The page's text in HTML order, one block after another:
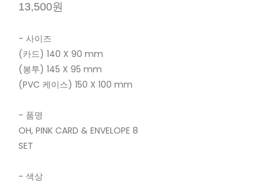
13,500원
- 사이즈
(카드) 140 X 90 mm
(봉투) 145 X 95 mm
(PVC 케이스) 150 X 100 mm
- 품명
OH, PINK CARD & ENVELOPE 8
SET
- 색상